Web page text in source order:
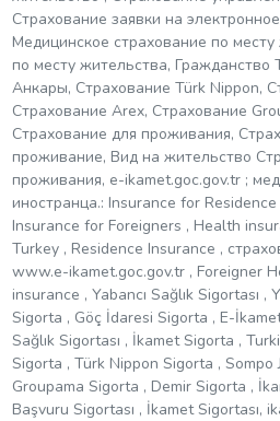
Страхование заявки на
Медицинское страхование по
по месту жительства, Гражданство
Анкары, Страхование Türk Nippon,
Страхование Arex, Страхование
Страхование для проживания,
проживание, Вид на жительство
проживания, e-ikamet.goc.gov.tr ​​;
иностранца.: Insurance for
Insurance for Foreigners , Health
Turkey , Residence Insurance ,
www.e-ikamet.goc.gov.tr , Foreigner
insurance , Yabancı Sağlık Sigortası ,
Sigorta , Göç İdaresi Sigorta , E-
Sağlık Sigortası , İkamet Sigorta ,
Sigorta , Türk Nippon Sigorta ,
Groupama Sigorta , Demir Sigorta ,
Başvuru Sigortası , İkamet Sigortası,